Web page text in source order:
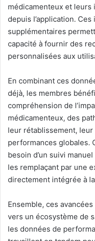
médicamenteux et
depuis l’application.
supplémentaires
capacité à fournir des
personnalisées aux
En combinant ces
déjà, les membres
compréhension de
médicamenteux, des
leur rétablissement,
performances globales.
besoin d’un suivi
les remplaçant par une
directement intégrée à
Ensemble, ces
vers un écosystème de
les données de